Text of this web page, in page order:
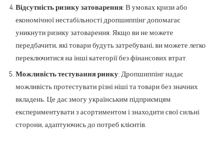
Відсутність ризику затоварення: В умовах кризи або
економічної нестабільності дропшиппінг допомагає
уникнути ризику затоварення. Якщо ви не можете
передбачити, які товари будуть затребувані, ви можете легко
переключитися на інші категорії без фінансових втрат.
Можливість тестування ринку: Дропшиппінг надає
можливість протестувати різні ніші та товари без значних
вкладень. Це дає змогу українським підприємцям
експериментувати з асортиментом і знаходити свої сильні
сторони, адаптуючись до потреб клієнтів.